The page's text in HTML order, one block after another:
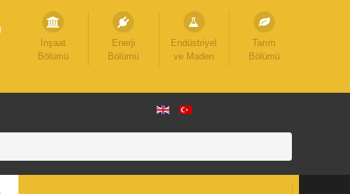
İnşaat
Bölümü
Enerji
Bölümü
Endüstriyel
ve Maden
Tarım
Bölümü